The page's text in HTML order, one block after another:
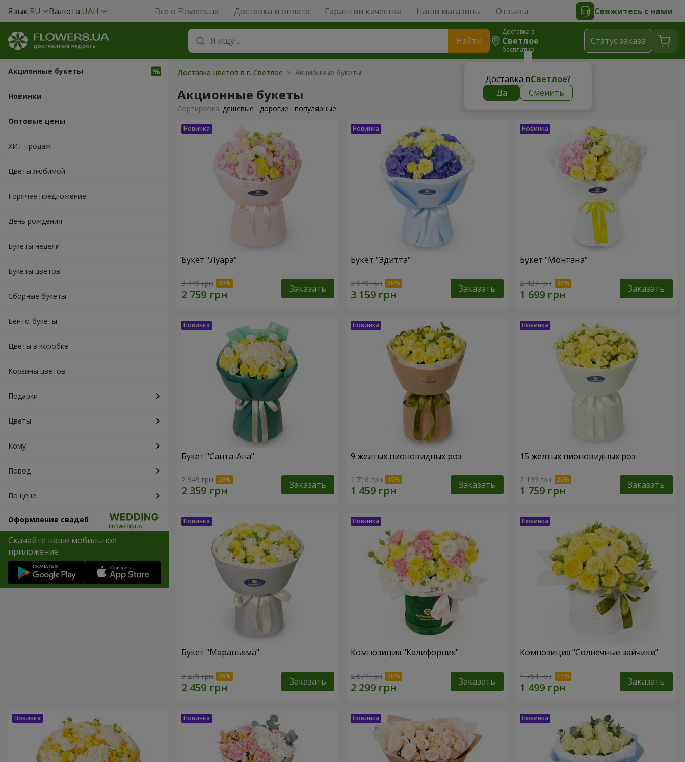
Язык:RU Валюта:UAH Все о Flowers.ua Доставка и оплата Гарантии качества Наши магазины Отзывы Свяжитесь с нами
Найти
Доставка в
Светлое
бесплатно
Доставка вСветлое?
Да
Сменить
Cтатус заказа
Акционные букеты
Новинки
Оптовые цены
ХИТ продаж
Цветы любимой
Горячее предложение
День рождения
Букеты недели
Букеты цветов
Сборные букеты
Бенто-букеты
Цветы в коробке
Корзины цветов
Подарки
Цветы
Кому
Повод
По цене
Оформление свадеб
Скачайте наше мобильное
приложение
Доставка цветов в г. Светлое > Акционные букеты
Акционные букеты
Cортировка: дешевые дорогие популярные
Букет "Луара"
3 449 грн Заказать
Букет "Эдитта"
3 949 грн Заказать
Букет "Монтана"
2 427 грн Заказать
Букет "Санта-Ана"
2 949 грн Заказать
9 желтых пионовидных роз
1 716 грн Заказать
15 желтых пионовидных роз
2 199 грн Заказать
Букет "Мараньяма"
3 279 грн Заказать
Композиция "Калифорния"
2 874 грн Заказать
Композиция "Солнечные зайчики"
1 764 грн Заказать